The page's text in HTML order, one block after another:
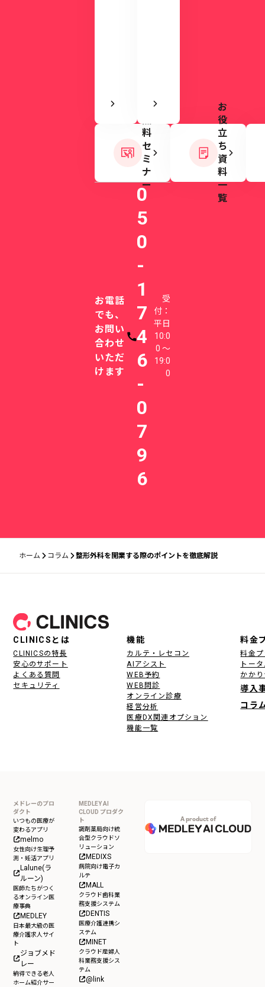
料
セ
ミ
ナ
ー
お
役
立
ち
資
料
一
覧
お電話
でも、
お問い
合わせ
いただ
けます
電話番号
0
5
0
-
1
7
4
6
-
0
7
9
6
受
付：
平日
10:0
0 〜
19:0
0
ホーム コラム 整形外科を開業する際のポイントを徹底解説
フッター
CLINICSとは
CLINICSの特長
安心のサポート
よくある質問
セキュリティ
機能
カルテ・レセコン
AIアシスト
WEB予約
WEB問診
オンライン診療
経営分析
医療DX関連オプション
機能一覧
料金
料金
トー
かか
導入
コラ
メドレーのプロ
ダクト
いつもの医療が
変わるアプリ
melmo
女性向け生理予
測・妊活アプリ
Lalune(ラ
ルーン)
医師たちがつく
るオンライン医
療事典
MEDLEY
日本最大級の医
療介護求人サイ
ト
ジョブメド
レー
納得できる老人
ホーム紹介サー
MEDLEY AI
CLOUD プロダク
ト
調剤薬局向け統
合型クラウドソ
リューション
MEDIXS
病院向け電子カ
ルテ
MALL
クラウド歯科業
務支援システム
DENTIS
医療介護連携シ
ステム
MINET
クラウド産婦人
科業務支援シス
テム
@link
A product of